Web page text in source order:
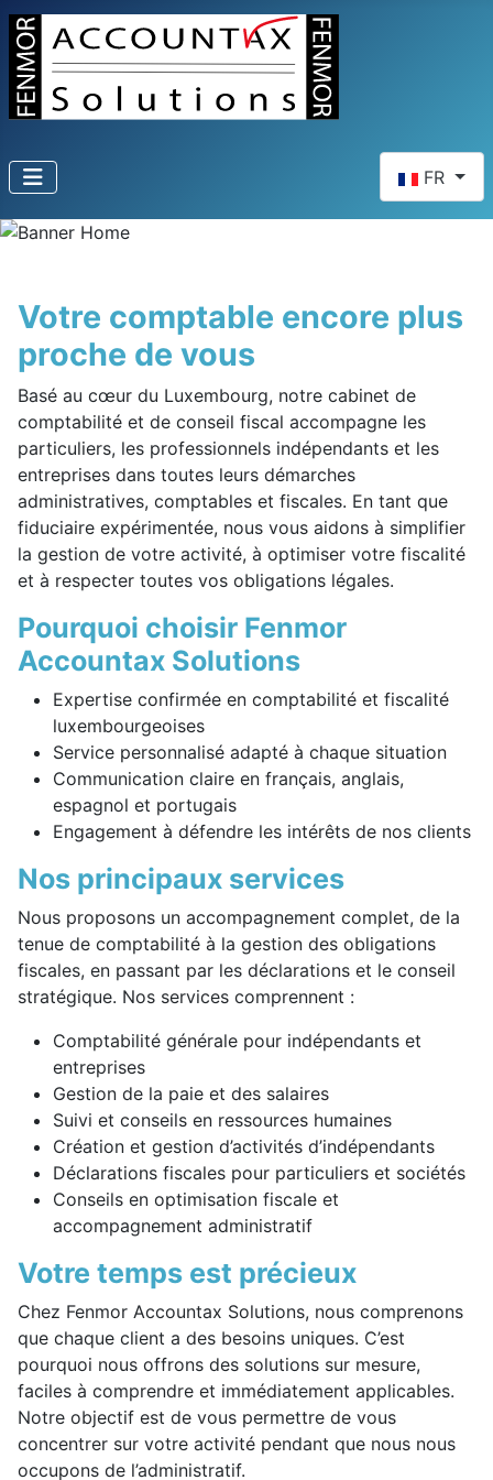
FR
Votre comptable encore plus
proche de vous
Basé au cœur du Luxembourg, notre cabinet de
comptabilité et de conseil fiscal accompagne les
particuliers, les professionnels indépendants et les
entreprises dans toutes leurs démarches
administratives, comptables et fiscales. En tant que
fiduciaire expérimentée, nous vous aidons à simplifier
la gestion de votre activité, à optimiser votre fiscalité
et à respecter toutes vos obligations légales.
Pourquoi choisir Fenmor
Accountax Solutions
Expertise confirmée en comptabilité et fiscalité
luxembourgeoises
Service personnalisé adapté à chaque situation
Communication claire en français, anglais,
espagnol et portugais
Engagement à défendre les intérêts de nos clients
Nos principaux services
Nous proposons un accompagnement complet, de la
tenue de comptabilité à la gestion des obligations
fiscales, en passant par les déclarations et le conseil
stratégique. Nos services comprennent :
Comptabilité générale pour indépendants et
entreprises
Gestion de la paie et des salaires
Suivi et conseils en ressources humaines
Création et gestion d’activités d’indépendants
Déclarations fiscales pour particuliers et sociétés
Conseils en optimisation fiscale et
accompagnement administratif
Votre temps est précieux
Chez Fenmor Accountax Solutions, nous comprenons
que chaque client a des besoins uniques. C’est
pourquoi nous offrons des solutions sur mesure,
faciles à comprendre et immédiatement applicables.
Notre objectif est de vous permettre de vous
concentrer sur votre activité pendant que nous nous
occupons de l’administratif.